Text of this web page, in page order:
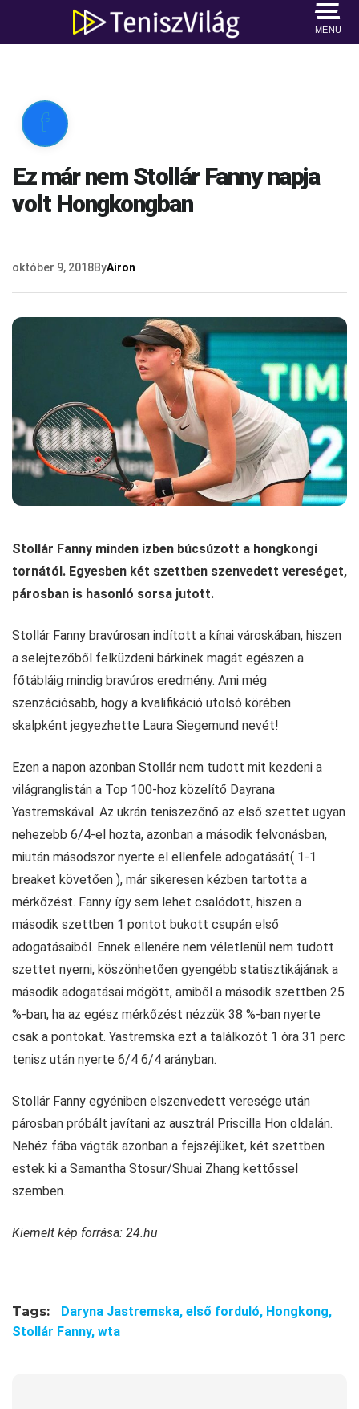
MENU

Ez már nem Stollár Fanny napja
volt Hongkongban
október 9, 2018ByAiron
Stollár Fanny minden ízben búcsúzott a hongkongi
tornától. Egyesben két szettben szenvedett vereséget,
párosban is hasonló sorsa jutott.
Stollár Fanny bravúrosan indított a kínai városkában, hiszen
a selejtezőből felküzdeni bárkinek magát egészen a
főtábláig mindig bravúros eredmény. Ami még
szenzációsabb, hogy a kvalifikáció utolsó körében
skalpként jegyezhette Laura Siegemund nevét!
Ezen a napon azonban Stollár nem tudott mit kezdeni a
világranglistán a Top 100-hoz közelítő Dayrana
Yastremskával. Az ukrán teniszezőnő az első szettet ugyan
nehezebb 6/4-el hozta, azonban a második felvonásban,
miután másodszor nyerte el ellenfele adogatását( 1-1
breaket követően ), már sikeresen kézben tartotta a
mérkőzést. Fanny így sem lehet csalódott, hiszen a
második szettben 1 pontot bukott csupán első
adogatásaiból. Ennek ellenére nem véletlenül nem tudott
szettet nyerni, köszönhetően gyengébb statisztikájának a
második adogatásai mögött, amiből a második szettben 25
%-ban, ha az egész mérkőzést nézzük 38 %-ban nyerte
csak a pontokat. Yastremska ezt a találkozót 1 óra 31 perc
tenisz után nyerte 6/4 6/4 arányban.
Stollár Fanny egyéniben elszenvedett veresége után
párosban próbált javítani az ausztrál Priscilla Hon oldalán.
Nehéz fába vágták azonban a fejszéjüket, két szettben
estek ki a Samantha Stosur/Shuai Zhang kettőssel
szemben.
Kiemelt kép forrása: 24.hu
Tags: Daryna Jastremska, első forduló, Hongkong,
Stollár Fanny, wta